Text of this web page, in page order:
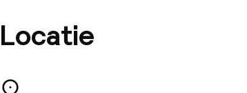
Vergaderruimte
Locatie